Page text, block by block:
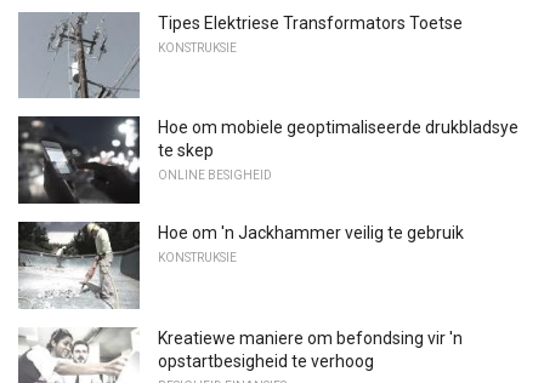
Tipes Elektriese Transformators Toetse
KONSTRUKSIE
Hoe om mobiele geoptimaliseerde drukbladsye
te skep
ONLINE BESIGHEID
Hoe om 'n Jackhammer veilig te gebruik
KONSTRUKSIE
Kreatiewe maniere om befondsing vir 'n
opstartbesigheid te verhoog